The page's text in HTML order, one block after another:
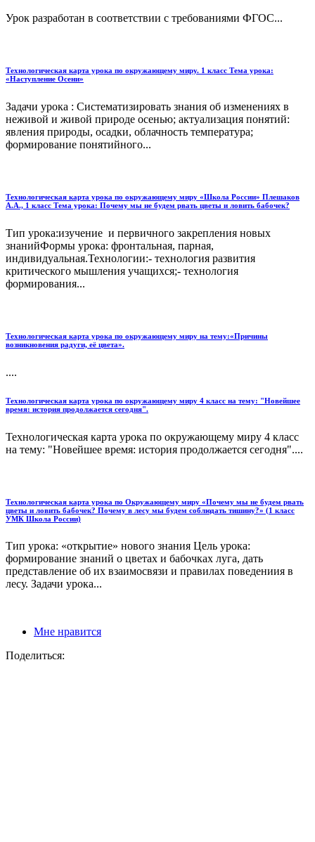
Урок разработан в соответствии с требованиями ФГОС...
Технологическая карта урока по окружающему миру. 1 класс Тема урока:
«Наступление Осени»
Задачи урока : Систематизировать знания об изменениях в
неживой и живой природе осенью; актуализация понятий:
явления природы, осадки, облачность температура;
формирование понятийного...
Технологическая карта урока по окружающему миру «Школа России» Плешаков
А.А., 1 класс Тема урока: Почему мы не будем рвать цветы и ловить бабочек?
Тип урока:изучение и первичного закрепления новых
знанийФормы урока: фронтальная, парная,
индивидуальная.Технологии:- технология развития
критического мышления учащихся;- технология
формирования...
Технологическая карта урока по окружающему миру на тему:«Причины
возникновения радуги, её цвета».
....
Технологическая карта урока по окружающему миру 4 класс на тему: "Новейшее
время: история продолжается сегодня".
Технологическая карта урока по окружающему миру 4 класс
на тему: "Новейшее время: история продолжается сегодня"....
Технологическая карта урока по Окружающему миру «Почему мы не будем рвать
цветы и ловить бабочек? Почему в лесу мы будем соблюдать тишину?» (1 класс
УМК Школа России)
Тип урока: «открытие» нового знания Цель урока:
формирование знаний о цветах и бабочках луга, дать
представление об их взаимосвязи и правилах поведениия в
лесу. Задачи урока...
Мне нравится
Поделиться: